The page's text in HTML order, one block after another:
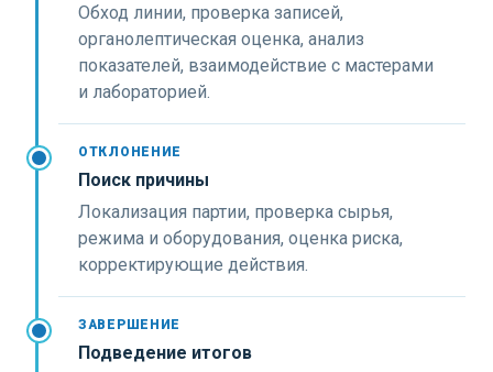
Обход линии, проверка записей,
органолептическая оценка, анализ
показателей, взаимодействие с мастерами
и лабораторией.
ОТКЛОНЕНИЕ
Поиск причины
Локализация партии, проверка сырья,
режима и оборудования, оценка риска,
корректирующие действия.
ЗАВЕРШЕНИЕ
Подведение итогов